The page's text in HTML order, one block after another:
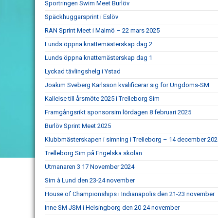
Sportringen Swim Meet Burlöv
Späckhuggarsprint i Eslöv
RAN Sprint Meet i Malmö – 22 mars 2025
Lunds öppna knattemästerskap dag 2
Lunds öppna knattemästerskap dag 1
Lyckad tävlingshelg i Ystad
Joakim Sveberg Karlsson kvalificerar sig för Ungdoms-SM
Kallelse till årsmöte 2025 i Trelleborg Sim
Framgångsrikt sponsorsim lördagen 8 februari 2025
Burlöv Sprint Meet 2025
Klubbmästerskapen i simning i Trelleborg – 14 december
Trelleborg Sim på Engelska skolan
Utmanaren 3 17 November 2024
Sim à Lund den 23-24 november
House of Championships i Indianapolis den 21-23 november
Inne SM JSM i Helsingborg den 20-24 november